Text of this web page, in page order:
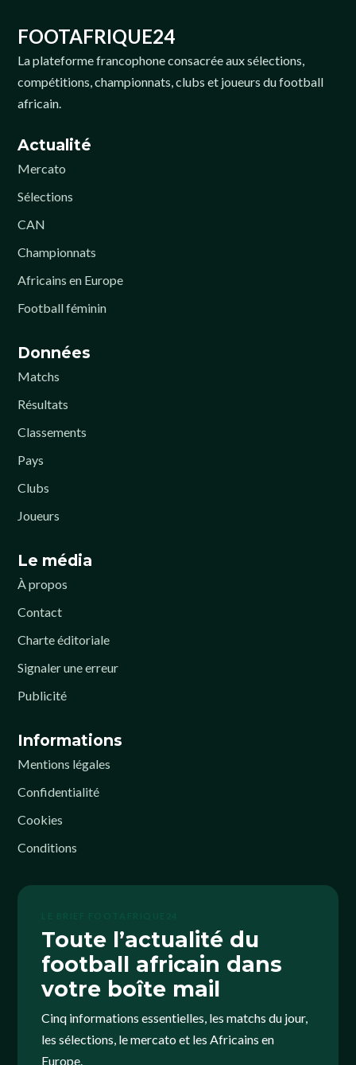
FOOTAFRIQUE24
La plateforme francophone consacrée aux sélections,
compétitions, championnats, clubs et joueurs du football
africain.
Actualité
Mercato
Sélections
CAN
Championnats
Africains en Europe
Football féminin
Données
Matchs
Résultats
Classements
Pays
Clubs
Joueurs
Le média
À propos
Contact
Charte éditoriale
Signaler une erreur
Publicité
Informations
Mentions légales
Confidentialité
Cookies
Conditions
Toute l’actualité du
football africain dans
votre boîte mail
Cinq informations essentielles, les matchs du jour,
les sélections, le mercato et les Africains en
Europe.